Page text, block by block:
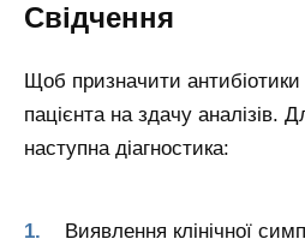
Свідчення
Щоб призначити антибіотики
пацієнта на здачу аналізів.
наступна діагностика:
Виявлення клінічної